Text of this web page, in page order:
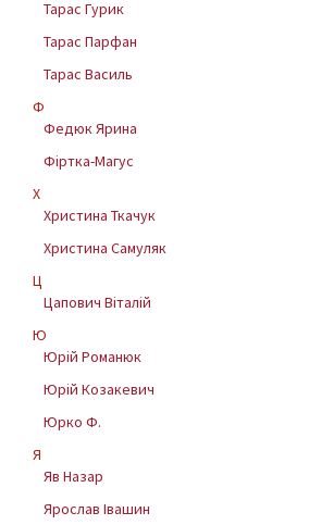
Тарас Гурик
Тарас Парфан
Тарас Василь
Ф
Федюк Ярина
Фіртка-Магус
Х
Христина Ткачук
Христина Самуляк
Ц
Цапович Віталій
Ю
Юрій Романюк
Юрій Козакевич
Юрко Ф.
Я
Яв Назар
Ярослав Івашин